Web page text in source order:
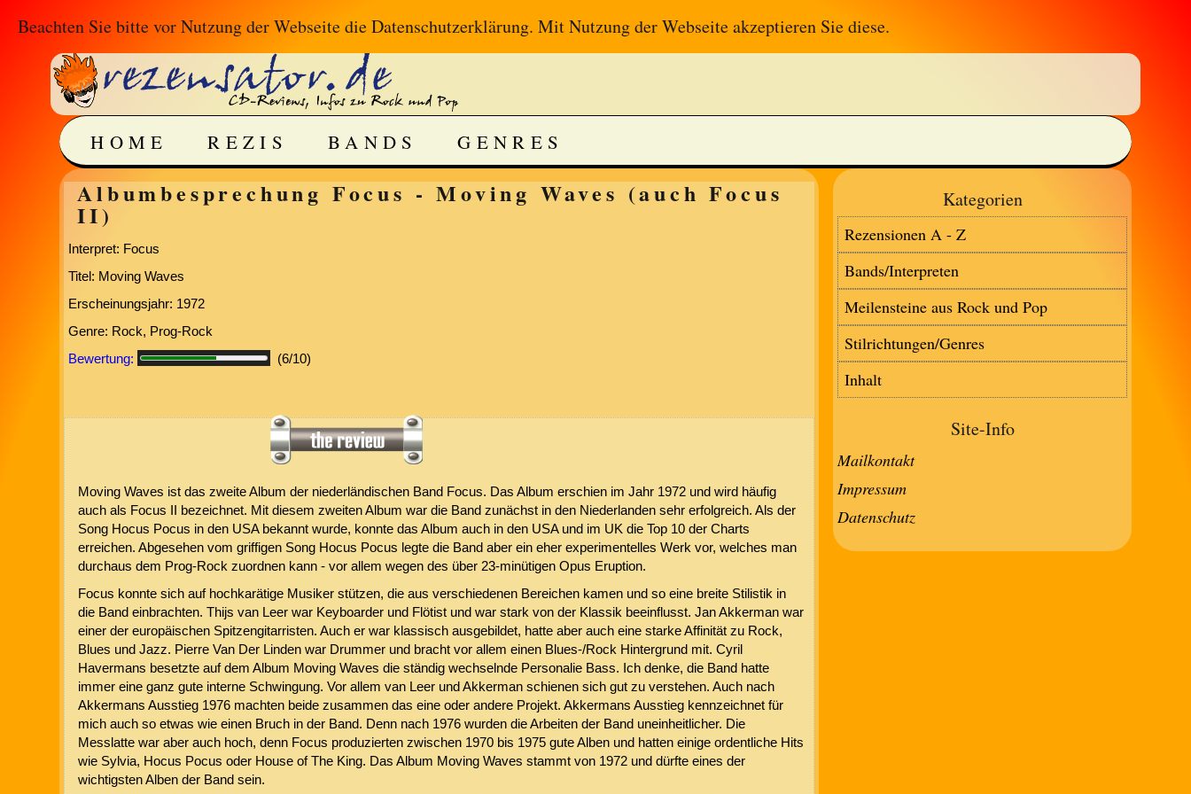
Beachten Sie bitte vor Nutzung der Webseite dieDatenschutzerklärung. Mit Nutzung der Webseite akzeptieren Sie diese.
HOME REZIS BANDS GENRES
Albumbesprechung Focus - Moving Waves (auch Focus
II)
Interpret: Focus
Titel: Moving Waves
Erscheinungsjahr: 1972
Genre: Rock, Prog-Rock
Bewertung:
(6/10)
Moving Waves ist das zweite Album der niederländischen Band Focus. Das Album erschien im Jahr 1972 und wird häufig
auch als Focus II bezeichnet. Mit diesem zweiten Album war die Band zunächst in den Niederlanden sehr erfolgreich. Als der
Song Hocus Pocus in den USA bekannt wurde, konnte das Album auch in den USA und im UK die Top 10 der Charts
erreichen. Abgesehen vom griffigen Song Hocus Pocus legte die Band aber ein eher experimentelles Werk vor, welches man
durchaus dem Prog-Rock zuordnen kann - vor allem wegen des über 23-minütigen Opus Eruption.
Focus konnte sich auf hochkarätige Musiker stützen, die aus verschiedenen Bereichen kamen und so eine breite Stilistik in
die Band einbrachten. Thijs van Leer war Keyboarder und Flötist und war stark von der Klassik beeinflusst. Jan Akkerman war
einer der europäischen Spitzengitarristen. Auch er war klassisch ausgebildet, hatte aber auch eine starke Affinität zu Rock,
Blues und Jazz. Pierre Van Der Linden war Drummer und bracht vor allem einen Blues-/Rock Hintergrund mit. Cyril
Havermans besetzte auf dem Album Moving Waves die ständig wechselnde Personalie Bass. Ich denke, die Band hatte
immer eine ganz gute interne Schwingung. Vor allem van Leer und Akkerman schienen sich gut zu verstehen. Auch nach
Akkermans Ausstieg 1976 machten beide zusammen das eine oder andere Projekt. Akkermans Ausstieg kennzeichnet für
mich auch so etwas wie einen Bruch in der Band. Denn nach 1976 wurden die Arbeiten der Band uneinheitlicher. Die
Messlatte war aber auch hoch, denn Focus produzierten zwischen 1970 bis 1975 gute Alben und hatten einige ordentliche Hits
wie Sylvia, Hocus Pocus oder House of The King. Das Album Moving Waves stammt von 1972 und dürfte eines der
wichtigsten Alben der Band sein.
Kategorien
Rezensionen A - Z
Bands/Interpreten
Meilensteine aus Rock und Pop
Stilrichtungen/Genres
Inhalt
Site-Info
Mailkontakt
Impressum
Datenschutz